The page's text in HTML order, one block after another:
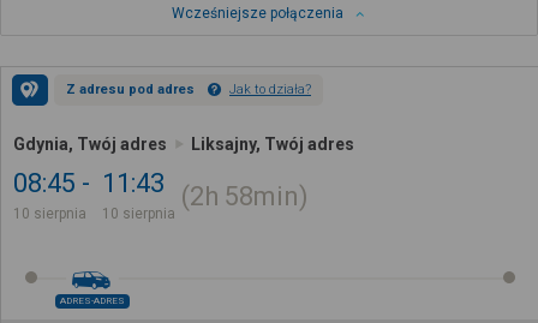
Wcześniejsze połączenia
Z adresu pod adres Jak to działa?
Gdynia, Twój adres Liksajny, Twój adres
08:45
10 sierpnia
11:43
10 sierpnia
2h 58min
ADRES-ADRES